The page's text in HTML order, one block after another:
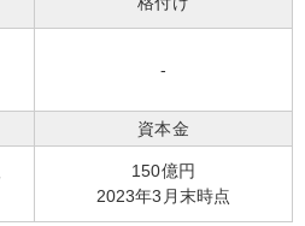
-
資本金
150億円
2023年3月末時点